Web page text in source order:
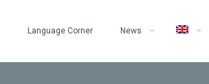
Language Corner News